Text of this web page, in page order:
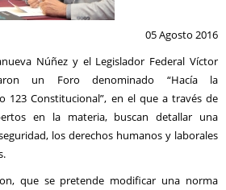
05 Agosto 2016
Núñez y el Legislador Federal Víctor
un Foro denominado “Hacía la
123 Constitucional”, en el que a través de
en la materia, buscan detallar una
los derechos humanos y laborales
que se pretende modificar una norma